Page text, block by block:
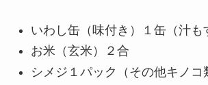
いわし缶（味付き）１缶（汁も
お米（玄米）２合
シメジ１パック（その他キノコ